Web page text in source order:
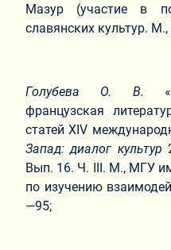
Мазур (участие в
славянских культур. М.,
Голубева О. В.
французская
статей XIV
Запад: диалог культур
Вып. 16. Ч. III. М., МГУ
по изучению
—95;